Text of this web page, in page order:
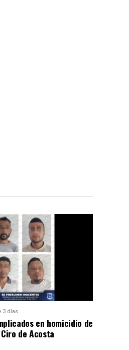
3 días
en homicidio de
de Acosta